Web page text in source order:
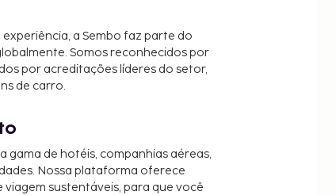
experiência, a Sembo faz parte do
Somos reconhecidos por
por acreditações líderes do setor,
de carro.
gama de hotéis, companhias aéreas,
Nossa plataforma oferece
viagem sustentáveis, para que você